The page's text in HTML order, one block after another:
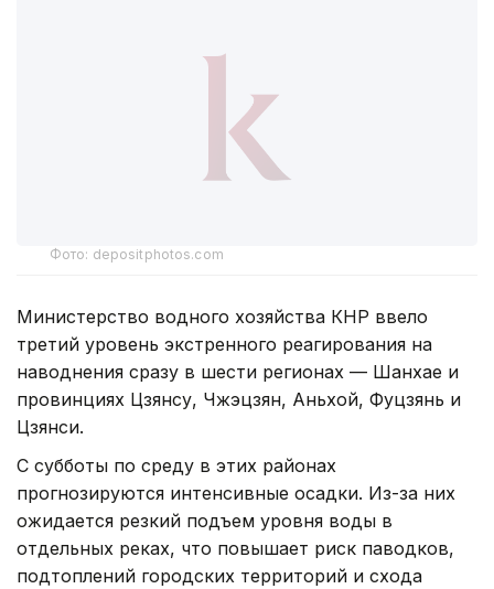
Фото: depositphotos.com
Министерство водного хозяйства КНР ввело
третий уровень экстренного реагирования на
наводнения сразу в шести регионах — Шанхае и
провинциях Цзянсу, Чжэцзян, Аньхой, Фуцзянь и
Цзянси.
С субботы по среду в этих районах
прогнозируются интенсивные осадки. Из-за них
ожидается резкий подъем уровня воды в
отдельных реках, что повышает риск паводков,
подтоплений городских территорий и схода